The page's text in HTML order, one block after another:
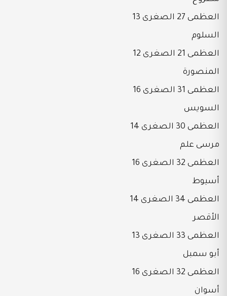
العظمى 27 الصغرى 13
السلوم
العظمى 21 الصغرى 12
المنصورة
العظمى 31 الصغرى 16
السويس
العظمى 30 الصغرى 14
مرسى علم
العظمى 32 الصغرى 16
أسيوط
العظمى 34 الصغرى 14
الأقصر
العظمى 33 الصغرى 13
أبو سمبل
العظمى 32 الصغرى 16
أسوان